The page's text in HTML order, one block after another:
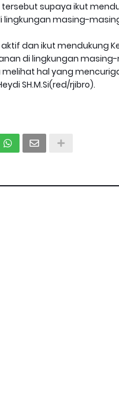
supaya ikut
masing-
dan ikut mendukung
di lingkungan
hal yang
SH.M.Si(red/rjibro).